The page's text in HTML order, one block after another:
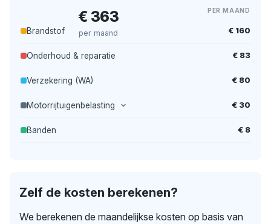
€ 363
per maand
PER MAAND
Brandstof € 160
Onderhoud & reparatie € 83
Verzekering (WA) € 80
Motorrijtuigenbelasting € 30
Banden € 8
Zelf de kosten berekenen?
We berekenen de maandelijkse kosten op basis van